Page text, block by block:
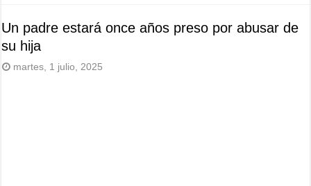
Un padre estará once años preso por abusar de
su hija
martes, 1 julio, 2025